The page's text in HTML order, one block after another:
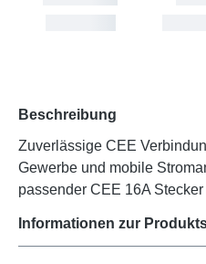
Beschreibung
Zuverlässige CEE
Gewerbe und mobile
passender CEE 16A
Informationen zur